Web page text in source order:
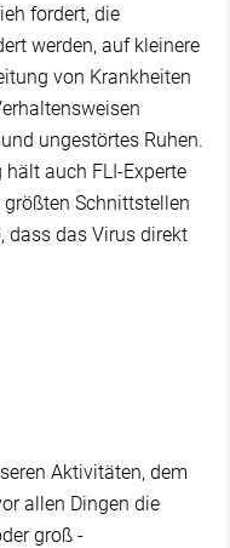
fordert, die
werden, auf kleinere
von Krankheiten
ungestörtes Ruhen.
auch FLI-Experte
größten Schnittstellen
dass das Virus direkt
Aktivitäten, dem
allen Dingen die
groß -